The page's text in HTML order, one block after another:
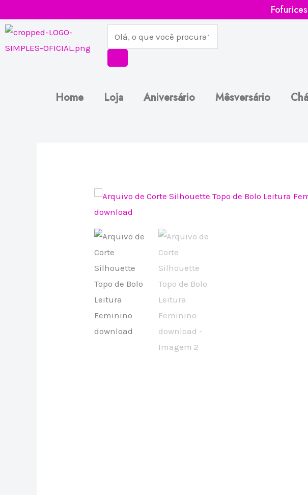
para
Pesquisar
produtos
Home Loja Aniversário Mêsversário